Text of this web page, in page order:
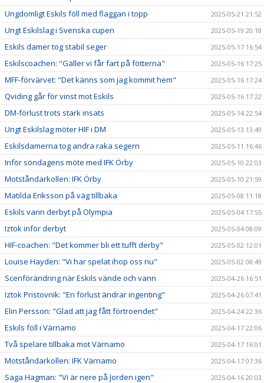
Ungdomligt Eskils föll med flaggan i topp 2025-05-21 21:52
Ungt Eskilslag i Svenska cupen 2025-05-19 20:18
Eskils damer tog stabil seger 2025-05-17 16:54
Eskilscoachen: "Gäller vi får fart på fötterna" 2025-05-16 17:25
MFF-förvärvet: "Det känns som jag kommit hem" 2025-05-16 17:24
Qviding går för vinst mot Eskils 2025-05-16 17:22
DM-förlust trots stark insats 2025-05-14 22:54
Ungt Eskilslag möter HIF i DM 2025-05-13 13:49
Eskilsdamerna tog andra raka segern 2025-05-11 16:46
Inför söndagens möte med IFK Örby 2025-05-10 22:03
Motståndarkollen: IFK Örby 2025-05-10 21:59
Matilda Eriksson på väg tillbaka 2025-05-08 11:18
Eskils vann derbyt på Olympia 2025-05-04 17:55
Iztok inför derbyt 2025-05-04 08:09
HIF-coachen: "Det kommer bli ett tufft derby" 2025-05-02 12:01
Louise Hayden: "Vi har spelat ihop oss nu" 2025-05-02 08:49
Scenförändring när Eskils vände och vann 2025-04-26 16:51
Iztok Pristovnik: "En förlust ändrar ingenting" 2025-04-26 07:41
Elin Persson: "Glad att jag fått förtroendet" 2025-04-24 22:36
Eskils föll i Värnamo 2025-04-17 22:06
Två spelare tillbaka mot Värnamo 2025-04-17 16:01
Motståndarkollen: IFK Värnamo 2025-04-17 07:36
Saga Hagman: "Vi är nere på Jorden igen" 2025-04-16 20:03